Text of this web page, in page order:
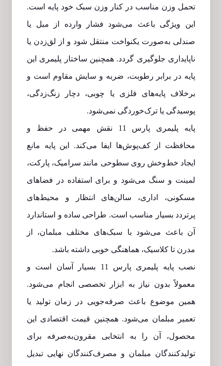
تحمل وزن مناسب در کنار وزن سبک خود پایه است.
این ویژگی باعث می‌شود فشار وارده از مبل یا
صندلی به‌صورت یکنواخت منتقل شود و از لق‌زدن یا
ناپایداری جلوگیری گردد. همچنین ساختار پلیمری این
پایه در برابر رطوبت، ضربه و سایش مقاوم است و
برخلاف پایه‌های فلزی یا چوبی، دچار زنگ‌زدگی،
پوسیدگی یا ترک‌خوردگی نمی‌شود.
پایه پلیمری پارس 11 نقش مهمی در حفظ و
محافظت از کف‌پوش‌ها ایفا می‌کند. این پایه مانع
ایجاد خط‌وخش روی سطوحی مانند سرامیک، پارکت،
لمینت و سنگ می‌شود و برای استفاده در فضاهای
مسکونی، اداری، سالن‌های انتظار و محیط‌های
پرتردد بسیار مناسب است. طراحی ساده و استاندارد
آن باعث می‌شود با سبک‌های مختلف مبلمان، از
مدرن تا کلاسیک، هماهنگی خوبی داشته باشد.
نصب پایه پلیمری پارس 11 بسیار آسان است و
معمولاً بدون نیاز به ابزار تخصصی انجام می‌شود.
همین موضوع باعث صرفه‌جویی در زمان تولید یا
تعمیر مبلمان می‌شود. همچنین قیمت اقتصادی این
محصول، آن را به انتخابی مقرون‌به‌صرفه برای
تولیدکنندگان مبلمان و مصرف‌کنندگان نهایی تبدیل